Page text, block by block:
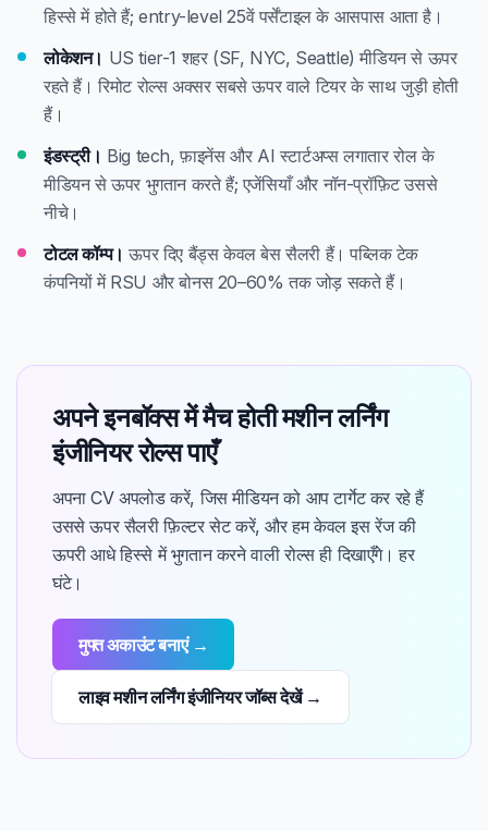
हिस्से में होते हैं; entry-level 25वें पर्सेंटाइल के आसपास आता है।
लोकेशन। US tier-1 शहर (SF, NYC, Seattle) मीडियन से ऊपर
रहते हैं। रिमोट रोल्स अक्सर सबसे ऊपर वाले टियर के साथ जुड़ी होती
हैं।
इंडस्ट्री। Big tech, फ़ाइनेंस और AI स्टार्टअप्स लगातार रोल के
मीडियन से ऊपर भुगतान करते हैं; एजेंसियाँ और नॉन-प्रॉफ़िट उससे
नीचे।
टोटल कॉम्प। ऊपर दिए बैंड्स केवल बेस सैलरी हैं। पब्लिक टेक
कंपनियों में RSU और बोनस 20–60% तक जोड़ सकते हैं।
अपने इनबॉक्स में मैच होती मशीन लर्निंग
इंजीनियर रोल्स पाएँ
अपना CV अपलोड करें, जिस मीडियन को आप टार्गेट कर रहे हैं
उससे ऊपर सैलरी फ़िल्टर सेट करें, और हम केवल इस रेंज की
ऊपरी आधे हिस्से में भुगतान करने वाली रोल्स ही दिखाएँगे। हर
घंटे।
मुफ्त अकाउंट बनाएं →
लाइव मशीन लर्निंग इंजीनियर जॉब्स देखें →